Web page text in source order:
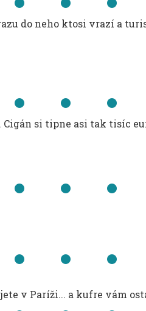
do neho ktosi vrazí a
si tipne asi tak tisíc
v Paríži... a kufre vám